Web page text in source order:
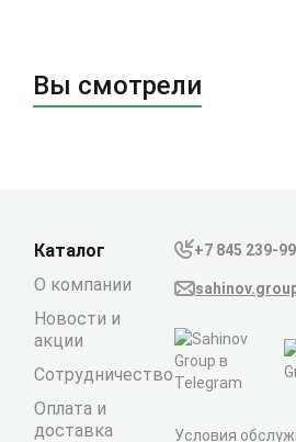
Вы смотрели
Каталог
О компании
Новости и
акции
Сотрудничество
Оплата и
доставка
+7 845 239-
Условия